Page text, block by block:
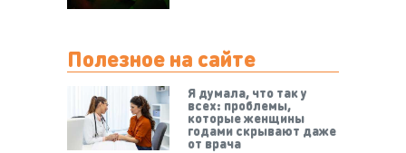
Полезное на сайте
Я думала, что так у
всех: проблемы,
которые женщины
годами скрывают даже
от врача